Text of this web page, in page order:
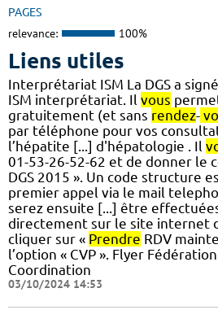
PAGES
relevance: 100%
Liens utiles
Interprétariat ISM La DGS a
ISM interprétariat. Il vous
gratuitement (et sans rendez-
par téléphone pour vos
l’hépatite [...] d'hépatologie . Il
01-53-26-52-62 et de donner le
DGS 2015 ». Un code structure
premier appel via le mail
serez ensuite [...] être
directement sur le site internet
cliquer sur « Prendre RDV
l’option « CVP ». Flyer
Coordination
03/10/2024 14:53